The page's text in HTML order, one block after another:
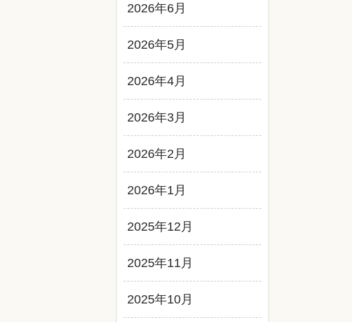
2026年6月
2026年5月
2026年4月
2026年3月
2026年2月
2026年1月
2025年12月
2025年11月
2025年10月